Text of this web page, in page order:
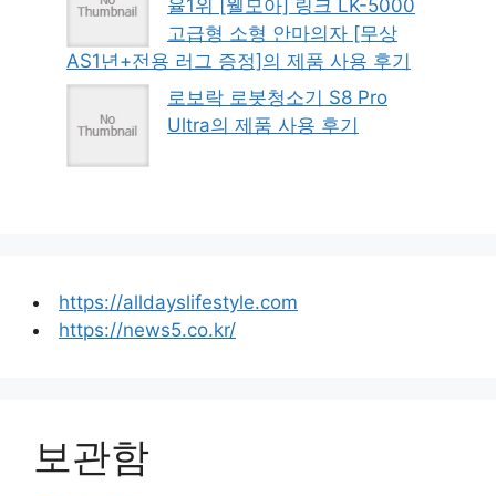
율1위 [웰모아] 링크 LK-5000
고급형 소형 안마의자 [무상
AS1년+전용 러그 증정]의 제품 사용 후기
로보락 로봇청소기 S8 Pro
Ultra의 제품 사용 후기
https://alldayslifestyle.com
https://news5.co.kr/
보관함